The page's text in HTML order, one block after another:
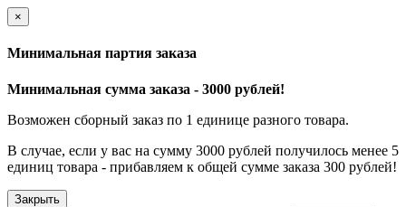
×
Минимальная партия заказа
Минимальная сумма заказа - 3000 рублей!
Возможен сборный заказ по 1 единице разного товара.
В случае, если у вас на сумму 3000 рублей получилось менее 5
единиц товара - прибавляем к общей сумме заказа 300 рублей!
Закрыть